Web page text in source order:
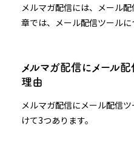
メルマガ配信には、メール
章では、メール配信ツールに
メルマガ配信にメール
理由
メルマガ配信にメール配信
けて3つあります。